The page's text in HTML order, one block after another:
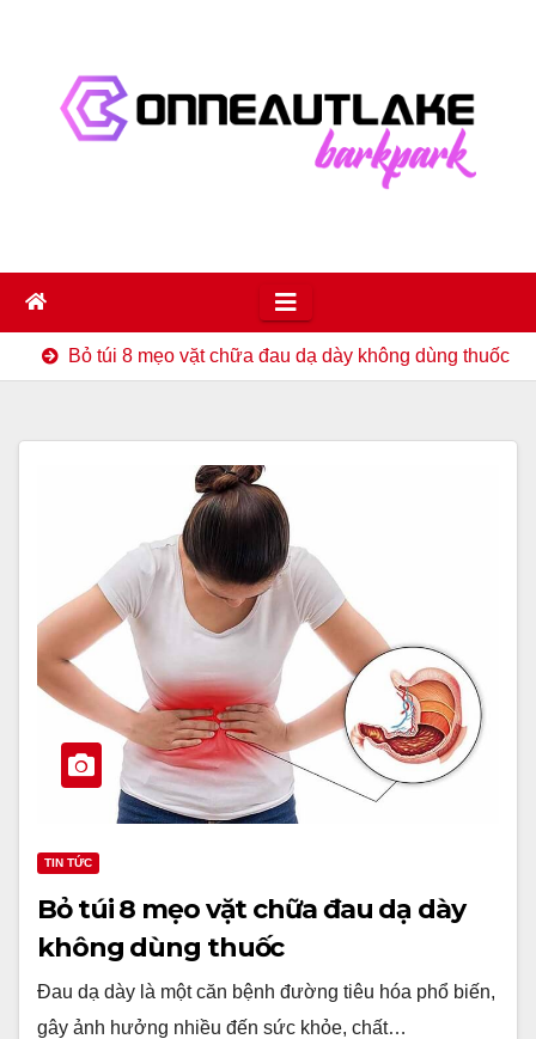
Bỏ túi 8 mẹo vặt chữa đau dạ dày không dùng thuốc
TIN TỨC
Bỏ túi 8 mẹo vặt chữa đau dạ dày
không dùng thuốc
Đau dạ dày là một căn bệnh đường tiêu hóa phổ biến,
gây ảnh hưởng nhiều đến sức khỏe, chất…